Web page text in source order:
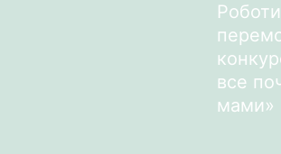
Роботи
все
мами»